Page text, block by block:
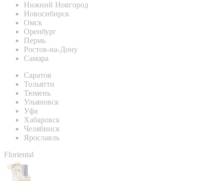
Нижний Новгород
Новосибирск
Омск
Оренбург
Пермь
Ростов-на-Дону
Самара
Саратов
Тольятти
Тюмень
Ульяновск
Уфа
Хабаровск
Челябинск
Ярославль
Floriental